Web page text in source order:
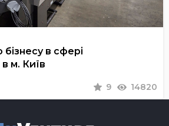
в сфері
м. Київ
9 14820